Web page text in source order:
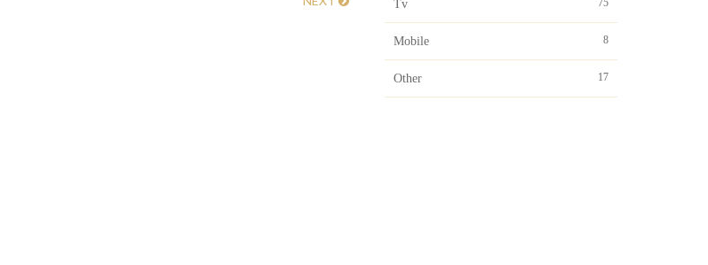
Tv 75
Mobile 8
Other 17